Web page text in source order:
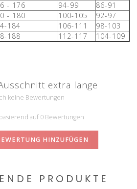
- 176 94-99
86-91
- 180 100-105
92-97
184 106-111
98-103
188 112-117 104-109
extra lange
keine Bewertungen
auf 0 Bewertungen
HINZUFÜGEN
PRODUKTE